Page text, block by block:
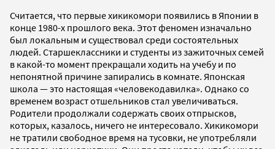
Считается, что первые хикикомори появились в Японии в
конце 1980-х прошлого века. Этот феномен изначально
был локальным и существовал среди состоятельных
людей. Старшеклассники и студенты из зажиточных семей
в какой-то момент прекращали ходить на учебу и по
непонятной причине запирались в комнате. Японская
школа — это настоящая «человекодавилка». Однако со
временем возраст отшельников стал увеличиваться.
Родители продолжали содержать своих отпрысков,
которых, казалось, ничего не интересовало. Хикикомори
не тратили свободное время на тусовки, не употребляли